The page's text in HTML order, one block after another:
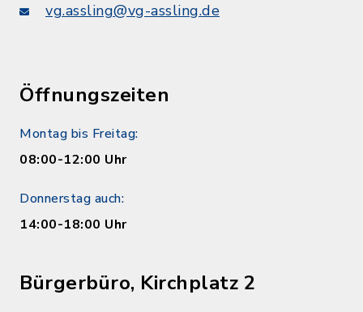
vg.assling@vg-assling.de
Öffnungszeiten
Montag bis Freitag:
08:00-12:00 Uhr
Donnerstag auch:
14:00-18:00 Uhr
Bürgerbüro, Kirchplatz 2